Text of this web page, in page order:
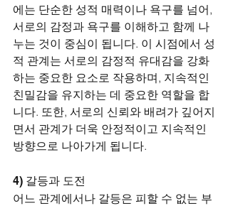
에는 단순한 성적 매력이나 욕구를 넘어,
서로의 감정과 욕구를 이해하고 함께 나
누는 것이 중심이 됩니다. 이 시점에서 성
적 관계는 서로의 감정적 유대감을 강화
하는 중요한 요소로 작용하며, 지속적인
친밀감을 유지하는 데 중요한 역할을 합
니다. 또한, 서로의 신뢰와 배려가 깊어지
면서 관계가 더욱 안정적이고 지속적인
방향으로 나아가게 됩니다.
4) 갈등과 도전
어느 관계에서나 갈등은 피할 수 없는 부